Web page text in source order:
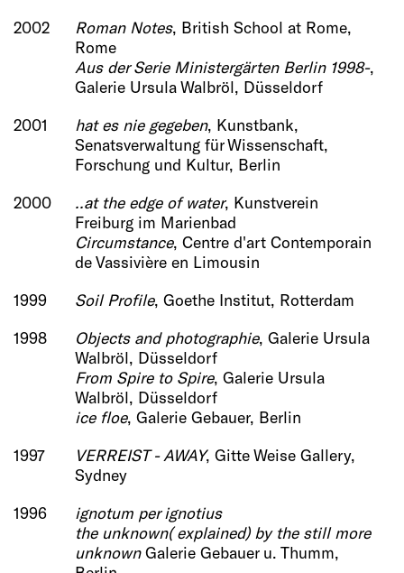
2002
Roman Notes, British School at Rome,
Rome
Aus der Serie Ministergärten Berlin 1998-,
Galerie Ursula Walbröl, Düsseldorf
2001
hat es nie gegeben, Kunstbank,
Senatsverwaltung für Wissenschaft,
Forschung und Kultur, Berlin
2000
..at the edge of water, Kunstverein
Freiburg im Marienbad
Circumstance, Centre d'art Contemporain
de Vassivière en Limousin
1999
Soil Profile, Goethe Institut, Rotterdam
1998
Objects and photographie, Galerie Ursula
Walbröl, Düsseldorf
From Spire to Spire, Galerie Ursula
Walbröl, Düsseldorf
ice floe, Galerie Gebauer, Berlin
1997
VERREIST - AWAY, Gitte Weise Gallery,
Sydney
1996
ignotum per ignotius
the unknown( explained) by the still more
unknownGalerie Gebauer u. Thumm,